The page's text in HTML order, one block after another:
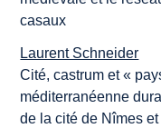
casaux
Laurent Schneider
Cité, castrum et «
méditerranéenne
de la cité de Nîmes